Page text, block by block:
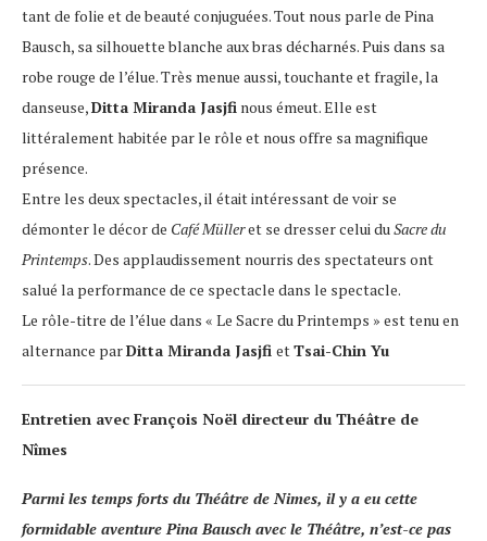
tant de folie et de beauté conjuguées. Tout nous parle de Pina
Bausch, sa silhouette blanche aux bras décharnés. Puis dans sa
robe rouge de l’élue. Très menue aussi, touchante et fragile, la
danseuse,Ditta Miranda Jasjfi nous émeut. Elle est
littéralement habitée par le rôle et nous offre sa magnifique
présence.
Entre les deux spectacles, il était intéressant de voir se
démonter le décor de Café Mülleret se dresser celui duSacre du
Printemps. Des applaudissement nourris des spectateurs ont
salué la performance de ce spectacle dans le spectacle.
Le rôle-titre de l’élue dans « Le Sacre du Printemps » est tenu en
alternance parDitta Miranda Jasjfi etTsai-Chin Yu
Entretien avec François Noël directeur du Théâtre de
Nîmes
Parmi les temps forts du Théâtre de Nimes, il y a eu cette
formidable aventure Pina Bausch avec le Théâtre, n’est-ce pas